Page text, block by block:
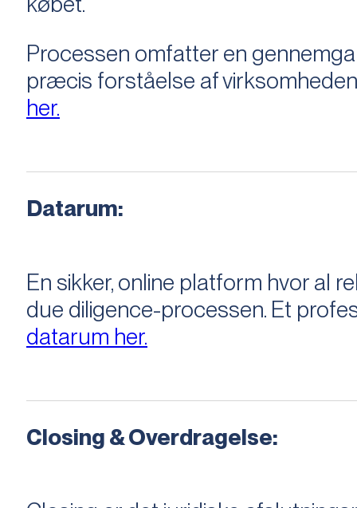
Processen omfatter en
præcis forståelse af
her.
Datarum:
En sikker, online platform hvor al
due diligence-processen. Et
datarum her.
Closing & Overdragelse: